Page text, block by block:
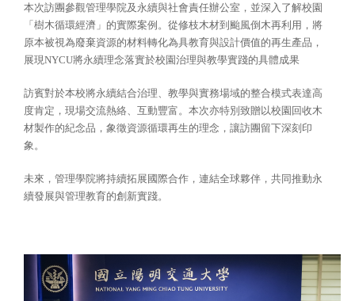
本次訪團參觀管理學院及永續與社會責任辦公室，並深入了解校園
「樹木循環經濟」的實際案例。從修枝木材到颱風倒木再利用，將
原本被視為廢棄資源的材料轉化為具教育與設計價值的再生產品，
展現NYCU將永續理念落實於校園治理與教學實踐的具體成果
訪賓對於本校將永續結合治理、教學與實務場域的整合模式表達高
度肯定，現場交流熱絡、互動豐富。本次亦特別致贈以校園回收木
材製作的紀念品，象徵資源循環再生的理念，讓訪團留下深刻印
象。
未來，管理學院將持續拓展國際合作，連結全球夥伴，共同推動永
續發展與管理教育的創新實踐。